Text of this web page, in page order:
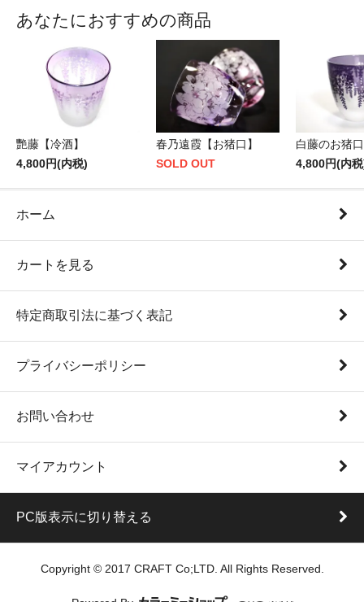
あなたにおすすめの商品
艷藤【冷酒】
4,800円(内税)
春乃遠霞【お猪口】
SOLD OUT
白藤のお猪口
4,800円(内
ホーム
カートを見る
特定商取引法に基づく表記
プライバシーポリシー
お問い合わせ
マイアカウント
PC版表示に切り替える
Copyright © 2017 CRAFT Co;LTD. All Rights Reserved.